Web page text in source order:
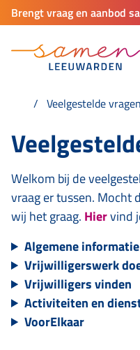
Brengt vraag en aanbod
Veelgestelde vragen
Welkom bij de
vraag er tussen. Mocht
wij het graag. Hiervind
Algemene
Vrijwilligerswerk
Vrijwilligers vinden
Activiteiten en
VoorElkaar